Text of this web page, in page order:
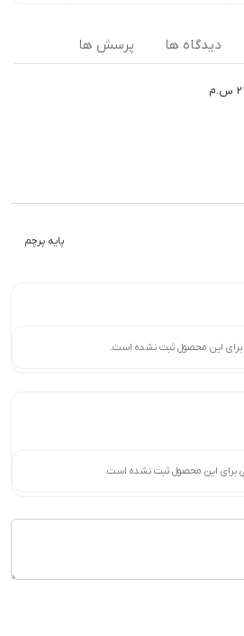
دیدگاه ها پرسش ها
پایه پرچم
برای این محصول ثبت نشده است.
برای این محصول ثبت نشده است.